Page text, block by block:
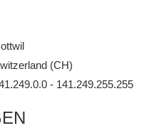
(CH)
- 141.249.255.255